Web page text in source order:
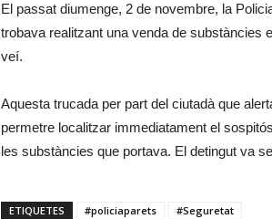
El passat diumenge, 2 de novembre, la
trobava realitzant una venda de substàncies
veí.
Aquesta trucada per part del ciutadà que
permetre localitzar immediatament el
les substàncies que portava. El detingut va
ETIQUETES #policiaparets #Seguretat